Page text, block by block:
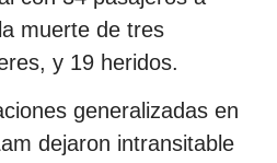
muerte de tres
y 19 heridos.
generalizadas en
dejaron intransitable